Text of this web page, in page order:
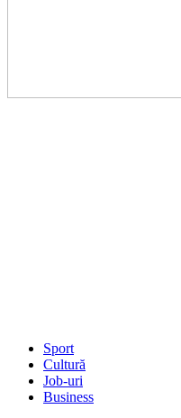
Sport
Cultură
Job-uri
Business